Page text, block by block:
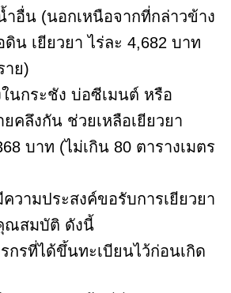
ำอื่น (นอกเหนือจากที่กล่าวข้าง
น เยียวยา ไร่ละ 4,682 บาท
าย)
นกระชัง บ่อซีเมนต์ หรือ
คลึงกัน ช่วยเหลือเยียวยา
บาท (ไม่เกิน 80 ตารางเมตร
วามประสงค์ขอรับการเยียวยา
ณสมบัติ ดังนี้
กรที่ได้ขึ้นทะเบียนไว้ก่อนเกิด